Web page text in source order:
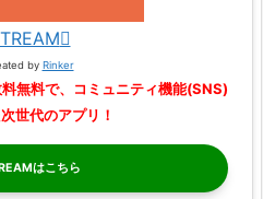
by Rinker
無料で、コミュニティ機能(SNS)
世代のアプリ！